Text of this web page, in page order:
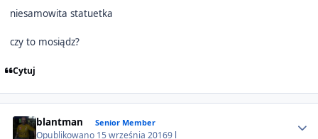
niesamowita statuetka
czy to mosiądz?
Cytuj
blantman Senior Member
Opublikowano 15 września 20169 l